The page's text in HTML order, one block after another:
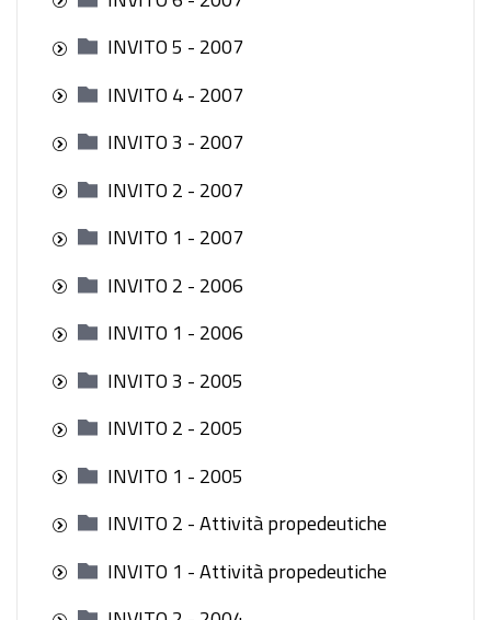
INVITO 5 - 2007
INVITO 4 - 2007
INVITO 3 - 2007
INVITO 2 - 2007
INVITO 1 - 2007
INVITO 2 - 2006
INVITO 1 - 2006
INVITO 3 - 2005
INVITO 2 - 2005
INVITO 1 - 2005
INVITO 2 - Attività propedeutiche
INVITO 1 - Attività propedeutiche